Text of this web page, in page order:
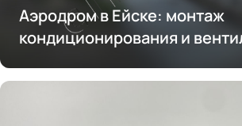
Аэродром в Ейске: монтаж
кондиционирования и